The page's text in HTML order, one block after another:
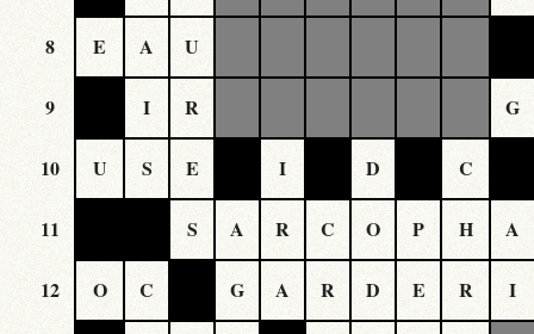
8 E A U
9 I R G
10 U S E I D C
11 S A R C O P H A
12 O C G A R D E R I